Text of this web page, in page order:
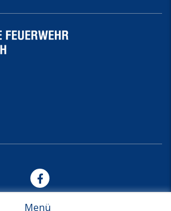
Freiwillige Feuerwehr Eichelsbach
Menü